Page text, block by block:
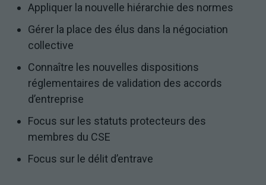
Appliquer la nouvelle hiérarchie des normes
Gérer la place des élus dans la négociation
collective
Connaître les nouvelles dispositions
réglementaires de validation des accords
d’entreprise
Focus sur les statuts protecteurs des
membres du CSE
Focus sur le délit d’entrave
Nécessaires
sont pas
nécessaires au
fonctionnement